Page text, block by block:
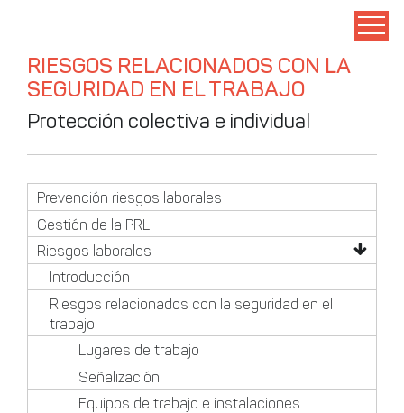
RIESGOS RELACIONADOS CON LA
SEGURIDAD EN EL TRABAJO
Protección colectiva e individual
Prevención riesgos laborales
Gestión de la PRL
Riesgos laborales
Introducción
Riesgos relacionados con la seguridad en el
trabajo
Lugares de trabajo
Señalización
Equipos de trabajo e instalaciones